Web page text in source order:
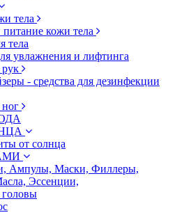
тела
кожи тела
тела
увлажнения и лифтинга
рук
- средства для дезинфекции
ног
от солнца
Ампулы, Маски, Филлеры,
Эссенции,
головы